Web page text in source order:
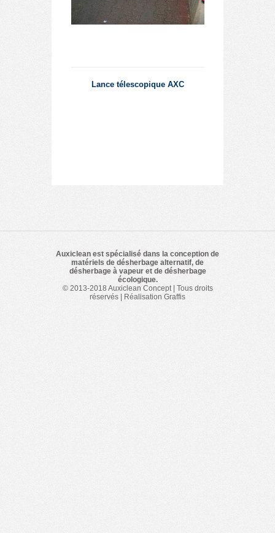
Lance télescopique AXC
Auxiclean est spécialisé dans la conception de
matériels de désherbage alternatif, de
désherbage à vapeur et de désherbage
écologique.
© 2013-2018 Auxiclean Concept | Tous droits
réservés | Réalisation Graffis